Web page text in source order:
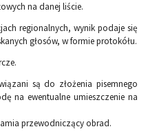
na danej liście.
regionalnych, wynik podaje się
głosów, w formie pro­tokółu.
są do złożenia pisemnego
na ewentualne umieszczenie na
przewodniczący obrad.